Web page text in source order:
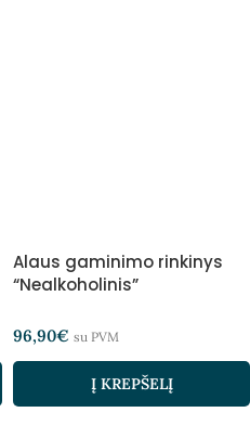
Alaus gaminimo rinkinys
“Nealkoholinis”
96,90€ su PVM
Į KREPŠELĮ